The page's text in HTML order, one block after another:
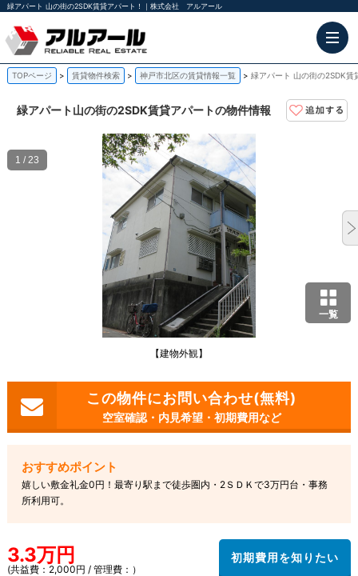
緑アパート 山の街の2SDK賃貸アパート！｜株式会社 アルアール
TOPページ 賃貸物件検索 神戸市北区の賃貸情報一覧 緑アパート 山の街の2SDK賃
緑アパート山の街の2SDK賃貸アパートの物件情報
一覧
【建物外観】
1 / 23
空室確認・内見希望・初期費用など
嬉しい敷金礼金0円！最寄り駅まで徒歩圏内・2ＳＤＫで3万円台・事務
所利用可。
3.3万円
(共益費：2,000円 / 管理費：）